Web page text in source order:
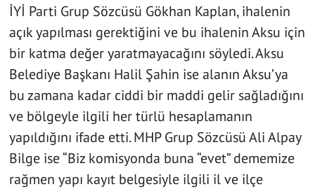
İYİ Parti Grup Sözcüsü Gökhan Kaplan, ihalenin
açık yapılması gerektiğini ve bu ihalenin Aksu için
bir katma değer yaratmayacağını söyledi. Aksu
Belediye Başkanı Halil Şahin ise alanın Aksu’ya
bu zamana kadar ciddi bir maddi gelir sağladığını
ve bölgeyle ilgili her türlü hesaplamanın
yapıldığını ifade etti. MHP Grup Sözcüsü Ali Alpay
Bilge ise “Biz komisyonda buna “evet” dememize
rağmen yapı kayıt belgesiyle ilgili il ve ilçe